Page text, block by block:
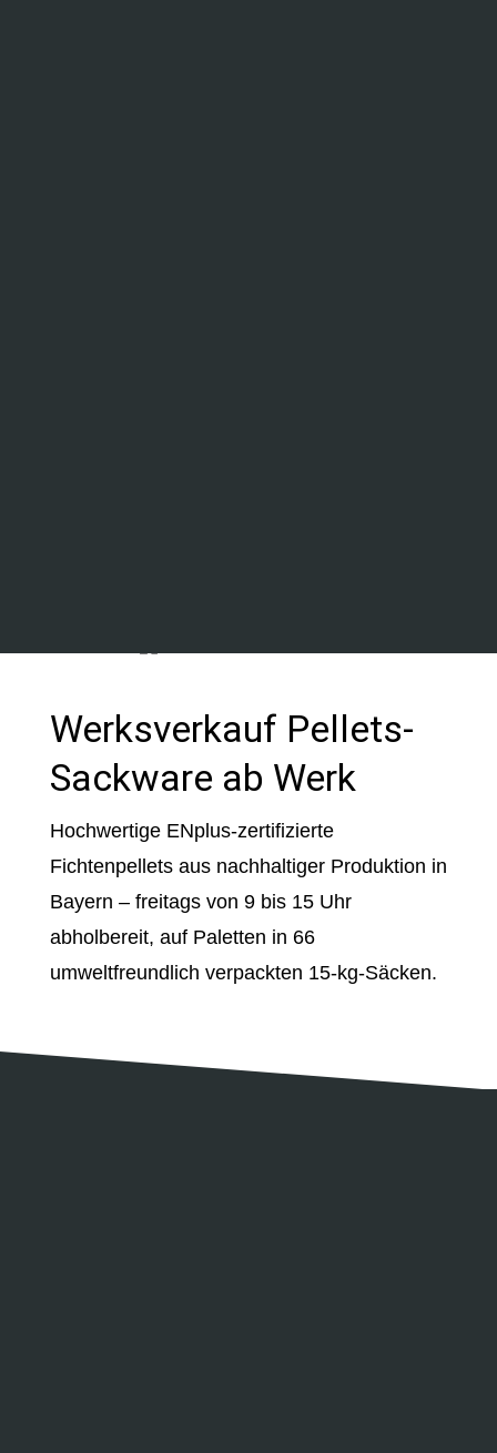
Werksverkauf Pellets-
Sackware ab Werk
Hochwertige ENplus-zertifizierte
Fichtenpellets aus nachhaltiger Produktion in
Bayern – freitags von 9 bis 15 Uhr
abholbereit, auf Paletten in 66
umweltfreundlich verpackten 15-kg-Säcken.